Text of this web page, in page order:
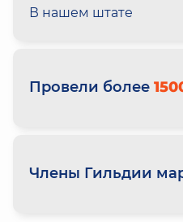
В нашем штате
Провели более
Члены Гильдии